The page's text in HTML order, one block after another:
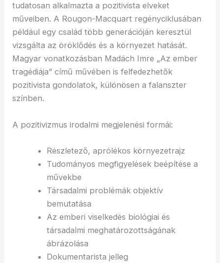
tudatosan alkalmazta a pozitivista elveket
műveiben. A Rougon-Macquart regényciklusában
például egy család több generációján keresztül
vizsgálta az öröklődés és a környezet hatását.
Magyar vonatkozásban Madách Imre „Az ember
tragédiája” című művében is felfedezhetők
pozitivista gondolatok, különösen a falanszter
színben.
A pozitivizmus irodalmi megjelenési formái:
Részletező, aprólékos környezetrajz
Tudományos megfigyelések beépítése a
művekbe
Társadalmi problémák objektív
bemutatása
Az emberi viselkedés biológiai és
társadalmi meghatározottságának
ábrázolása
Dokumentarista jelleg